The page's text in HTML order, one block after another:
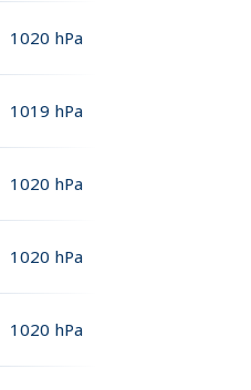
1020 hPa
1019 hPa
1020 hPa
1020 hPa
1020 hPa